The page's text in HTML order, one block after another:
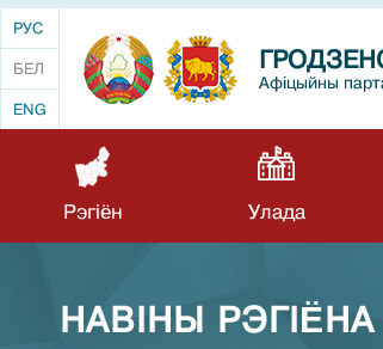
РУС
БЕЛ
ENG
Афіцыйны
Рэгіён Улада
НАВIНЫ РЭГIЁНА